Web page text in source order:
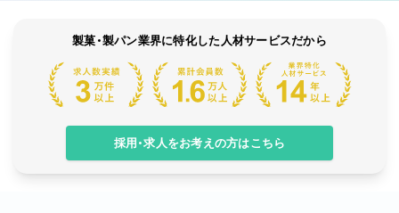
製菓・製パン業界に特化した人材サービスだから
採用・求人をお考えの方はこちら